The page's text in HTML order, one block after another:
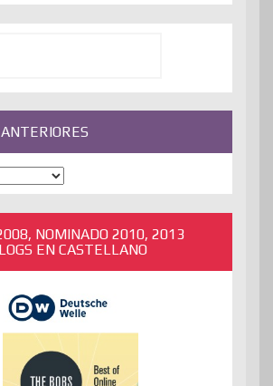
NOMINADO 2010, 2013
EN CASTELLANO